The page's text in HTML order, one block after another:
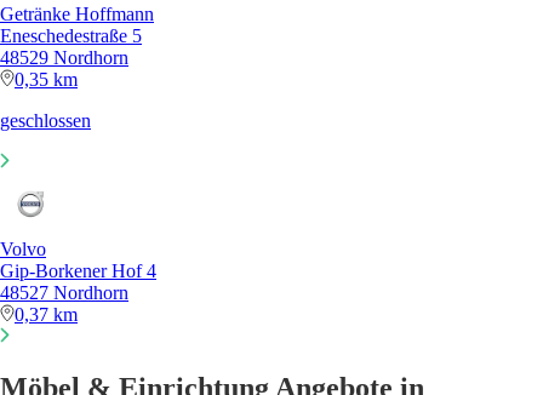
Getränke Hoffmann
Eneschedestraße 5
48529 Nordhorn
0,35 km
geschlossen
Volvo
Gip-Borkener Hof 4
48527 Nordhorn
0,37 km
Möbel & Einrichtung Angebote in